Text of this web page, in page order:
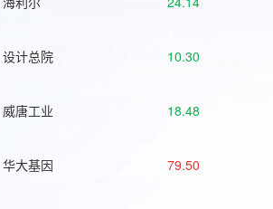
设计总院 10.30
威唐工业 18.48
华大基因 79.50